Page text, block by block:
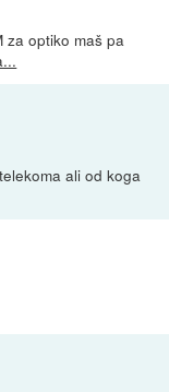
za optiko maš pa
ali od koga